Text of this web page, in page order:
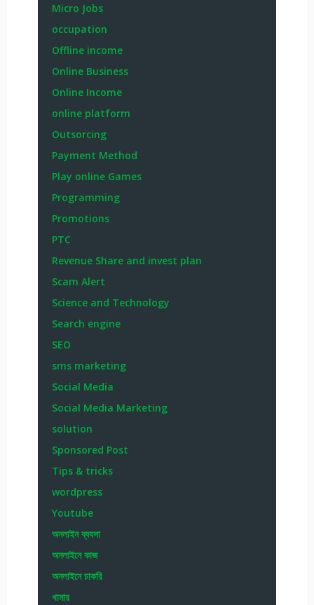
Micro Jobs
occupation
Offline income
Online Business
Online Income
online platform
Outsorcing
Payment Method
Play online Games
Programming
Promotions
PTC
Revenue Share and invest plan
Scam Alert
Science and Technology
Search engine
SEO
sms marketing
Social Media
Social Media Marketing
solution
Sponsored Post
Tips & tricks
wordpress
Youtube
অনলাইন ব্যবসা
অনলাইনে কাজ
অনলাইনে চাকরি
খামার